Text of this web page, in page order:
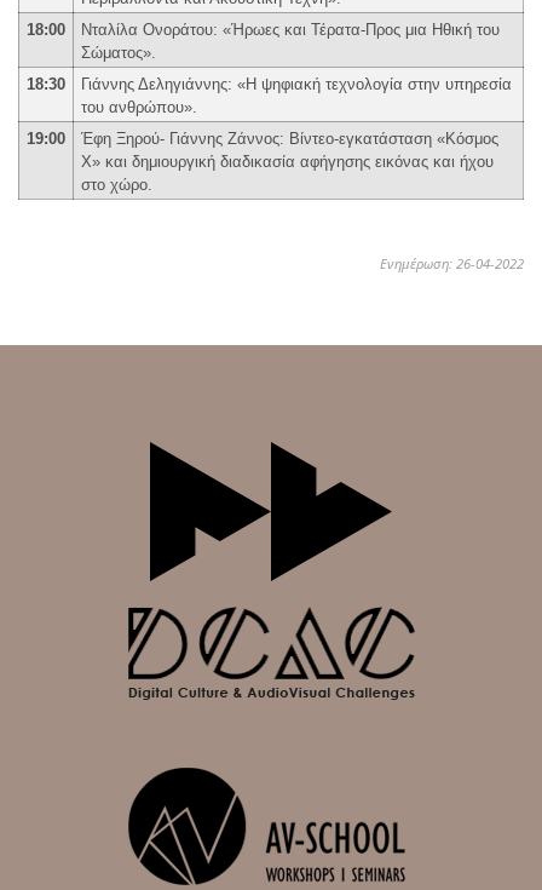
18:00
Νταλίλα Ονοράτου: «Ήρωες και Τέρατα-Προς μια Ηθική του
Σώματος».
18:30
Γιάννης Δεληγιάννης: «Η ψηφιακή τεχνολογία στην υπηρεσία
του ανθρώπου».
19:00
Έφη Ξηρού- Γιάννης Ζάννος: Βίντεο-εγκατάσταση «Κόσμος
Χ» και δημιουργική διαδικασία αφήγησης εικόνας και ήχου
στο χώρο.
Ενημέρωση: 26-04-2022